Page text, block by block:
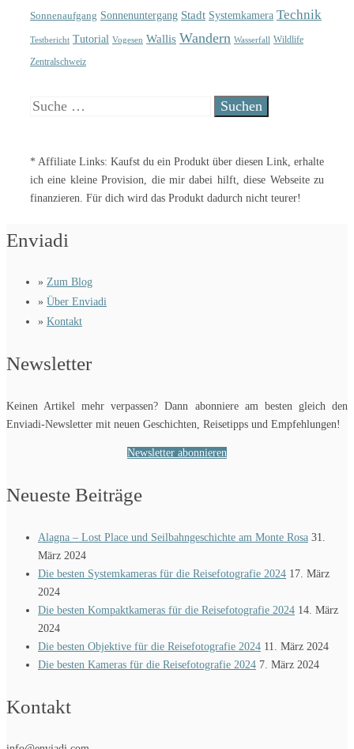
Sonnenaufgang Sonnenuntergang Stadt Systemkamera Technik
Testbericht Tutorial Vogesen Wallis Wandern Wasserfall Wildlife
Zentralschweiz
Suche
* Affiliate Links: Kaufst du ein Produkt über diesen Link, erhalte
ich eine kleine Provision, die mir dabei hilft, diese Webseite zu
finanzieren. Für dich wird das Produkt dadurch nicht teurer!
Enviadi
» Zum Blog
» Über Enviadi
» Kontakt
Newsletter
Keinen Artikel mehr verpassen? Dann abonniere am besten gleich den
Enviadi-Newsletter mit neuen Geschichten, Reisetipps und Empfehlungen!
Newsletter abonnieren
Neueste Beiträge
Alagna – Lost Place und Seilbahngeschichte am Monte Rosa 31.
März 2024
Die besten Systemkameras für die Reisefotografie 2024 17. März
2024
Die besten Kompaktkameras für die Reisefotografie 2024 14. März
2024
Die besten Objektive für die Reisefotografie 2024 11. März 2024
Die besten Kameras für die Reisefotografie 2024 7. März 2024
Kontakt